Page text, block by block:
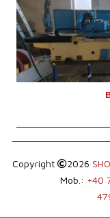
Sistem de control
Diametrul maxim al
Lungimea maximă de
Greutatea maximă a
Dispozitiv pt.
Consumul total de
Geutatea mașinii
Dimensiunile mașinii L
Copyright 2026
Mob.: +40